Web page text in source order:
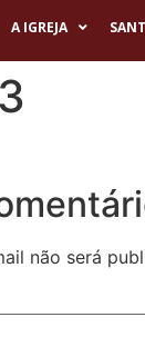
A IGREJA
não será